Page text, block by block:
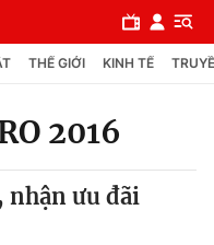
THẾ GIỚI KINH TẾ
2016
nhận ưu đãi